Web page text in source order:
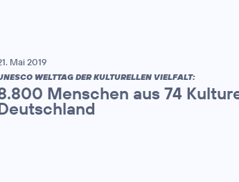
Mai 2019
WELTTAG DER KULTURELLEN VIELFALT:
Menschen aus 74